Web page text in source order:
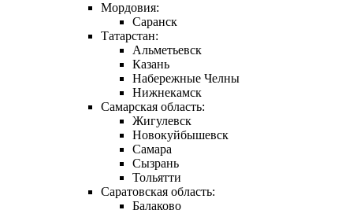
Мордовия:
Саранск
Татарстан:
Альметьевск
Казань
Набережные Челны
Нижнекамск
Самарская область:
Жигулевск
Новокуйбышевск
Самара
Сызрань
Тольятти
Саратовская область:
Балаково